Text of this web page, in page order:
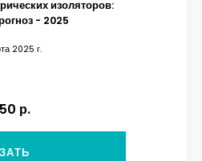
изоляторов:
- 2025
2025 г.
р.